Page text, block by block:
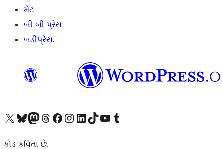
મેટ
બી બી પ્રેસ
બડીપ્રેસ.
અમારા X (અગાઉ ટ્વિટર) એકાઉન્ટની મુલાકાત લોઅમારા Bluesky એકાઉન્ટની મુલાકાત લોઅમારા માસ્ટોડોન એકાઉન્ટની મુલાકાત લોઅમારા Threads એકાઉન્ટની મુલાકાત લો અમારા ફેસબુક પેજની મુલાકાત લોઅમારા ઇન્સ્ટાગ્રામ એકાઉન્ટની મુલાકાત લો અમારા LinkedIn એકાઉન્ટની મુલાકાત લોઅમારા TikTok એકાઉન્ટની મુલાકાત લોઅમારી YouTube ચેનલની મુલાકાત લો અમારા Tumblr એકાઉન્ટની મુલાકાત લો
કોડ કવિતા છે.